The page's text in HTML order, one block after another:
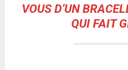
VOUS D’UN
QUI FAIT